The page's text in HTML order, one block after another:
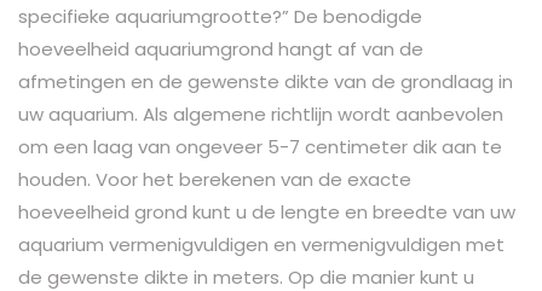
specifieke aquariumgrootte?” De benodigde
hoeveelheid aquariumgrond hangt af van de
afmetingen en de gewenste dikte van de grondlaag in
uw aquarium. Als algemene richtlijn wordt aanbevolen
om een laag van ongeveer 5-7 centimeter dik aan te
houden. Voor het berekenen van de exacte
hoeveelheid grond kunt u de lengte en breedte van uw
aquarium vermenigvuldigen en vermenigvuldigen met
de gewenste dikte in meters. Op die manier kunt u